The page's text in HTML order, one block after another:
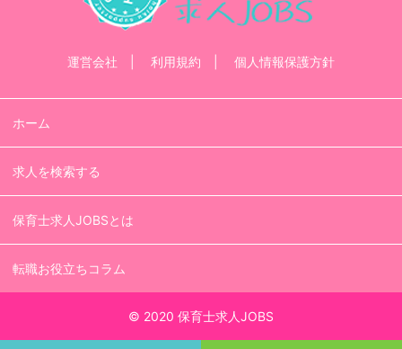
運営会社 利用規約 個人情報保護方針
ホーム
求人を検索する
保育士求人JOBSとは
転職お役立ちコラム
© 2020 保育士求人JOBS